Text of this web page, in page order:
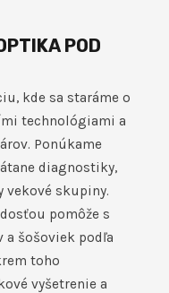
POD
kde sa staráme o
technológiami a
Ponúkame
diagnostiky,
vekové skupiny.
pomôže s
a šošoviek podľa
toho
vyšetrenie a